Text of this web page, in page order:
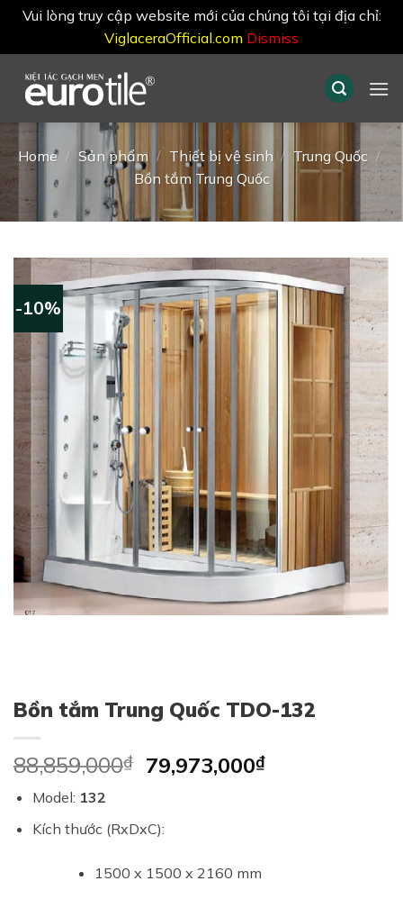
Vui lòng truy cập website mới của chúng tôi tại địa chỉ:
ViglaceraOfficial.com Dismiss
content
Home / Sản phẩm / Thiết bị vệ sinh / Trung Quốc /
Bồn tắm Trung Quốc
-10%
Bồn tắm Trung Quốc TDO-132
88,859,000₫
Original
88,859,000₫.
79,973,000₫Current
Model: 132
Kích thước (RxDxC):
1500 x 1500 x 2160 mm